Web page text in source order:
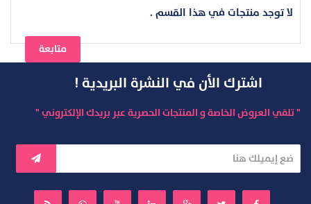
لا توجد منتجات في هذا القسم .
متابعة
اشترك الأن في النشرة البريدية !
" تلقي العروض الخاصة و المنتجات الحصرية عبر بريدك الإلكتروني "